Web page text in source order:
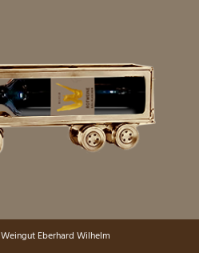
Eberhard Wilhelm